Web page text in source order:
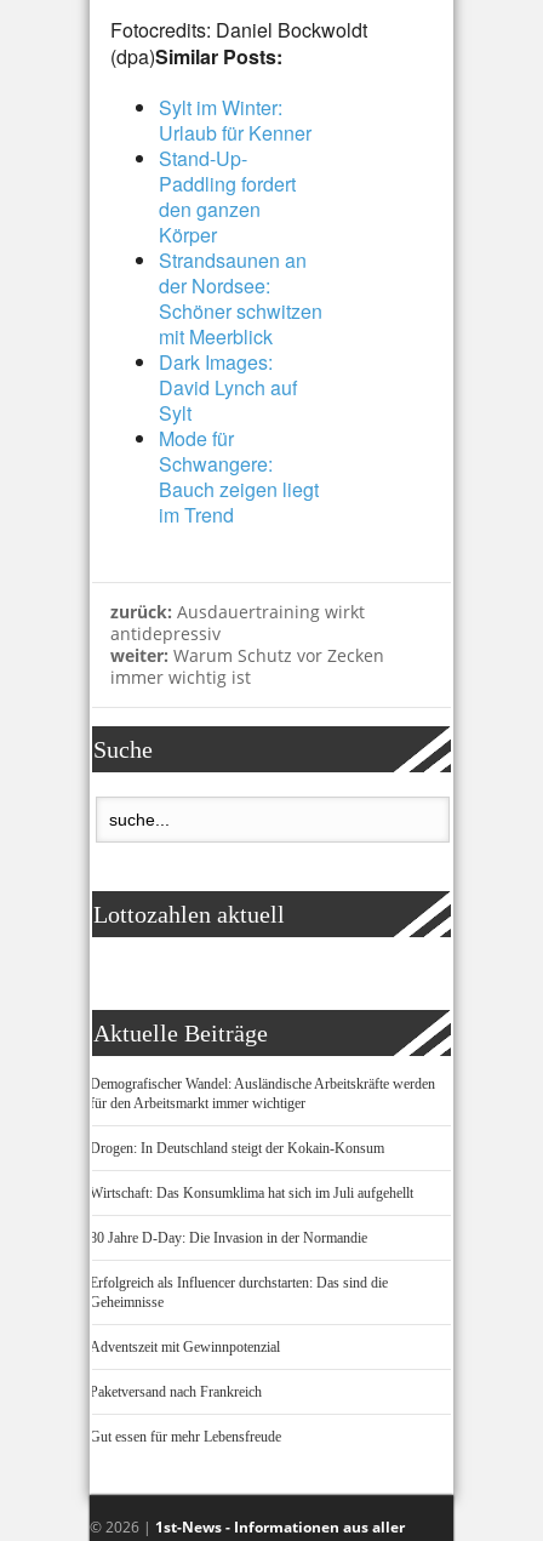
Fotocredits: Daniel Bockwoldt
(dpa)Similar Posts:
Sylt im Winter:
Urlaub für Kenner
Stand-Up-
Paddling fordert
den ganzen
Körper
Strandsaunen an
der Nordsee:
Schöner schwitzen
mit Meerblick
Dark Images:
David Lynch auf
Sylt
Mode für
Schwangere:
Bauch zeigen liegt
im Trend
zurück: Ausdauertraining wirkt
antidepressiv
weiter: Warum Schutz vor Zecken
immer wichtig ist
Suche
Lottozahlen aktuell
Aktuelle Beiträge
Demografischer Wandel: Ausländische Arbeitskräfte werden
für den Arbeitsmarkt immer wichtiger
Drogen: In Deutschland steigt der Kokain-Konsum
Wirtschaft: Das Konsumklima hat sich im Juli aufgehellt
80 Jahre D-Day: Die Invasion in der Normandie
Erfolgreich als Influencer durchstarten: Das sind die
Geheimnisse
Adventszeit mit Gewinnpotenzial
Paketversand nach Frankreich
Gut essen für mehr Lebensfreude
© 2026 | 1st-News - Informationen aus aller